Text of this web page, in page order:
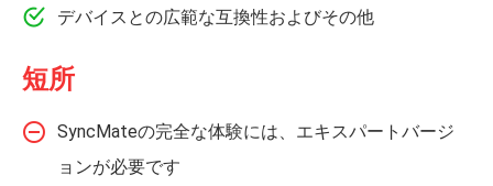
デバイスとの広範な互換性およびその他
短所
SyncMateの完全な体験には、エキスパートバージ
ョンが必要です